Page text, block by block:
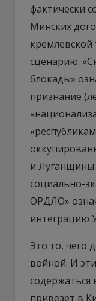
фактически
Минских
сценарию.
блокады»
признание
и
социально-
ОРДЛО»
интеграцию
Это то, чего
войной. И
привезет в